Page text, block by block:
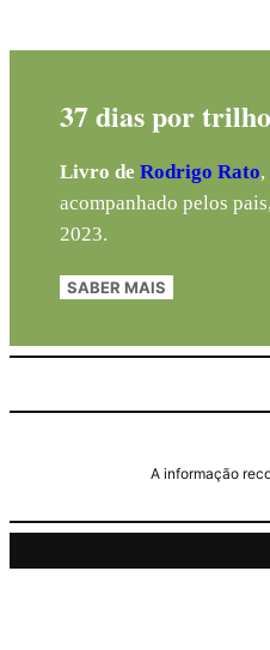
37 dias por
Livro deRodrigo Rato
acompanhado pelos
2023.
SABER MAIS
A informação